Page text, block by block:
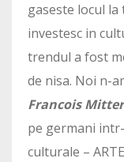
gaseste locul la
investesc in
trendul a fost
de nisa. Noi n-
Francois
pe germani
culturale –